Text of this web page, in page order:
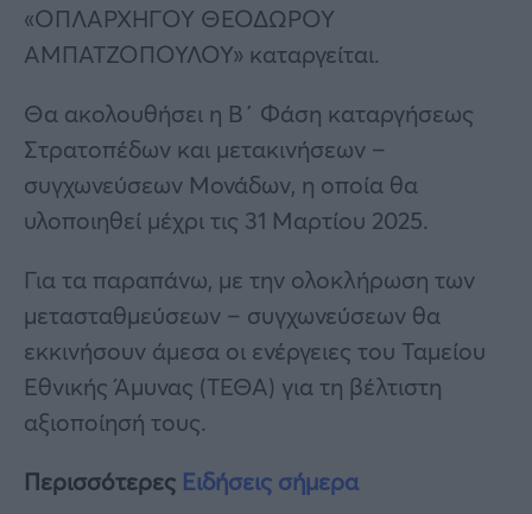
«ΟΠΛΑΡΧΗΓΟΥ ΘΕΟΔΩΡΟΥ
ΑΜΠΑΤΖΟΠΟΥΛΟΥ» καταργείται.
Θα ακολουθήσει η Β΄ Φάση καταργήσεως
Στρατοπέδων και μετακινήσεων –
συγχωνεύσεων Μονάδων, η οποία θα
υλοποιηθεί μέχρι τις 31 Μαρτίου 2025.
Για τα παραπάνω, με την ολοκλήρωση των
μετασταθμεύσεων – συγχωνεύσεων θα
εκκινήσουν άμεσα οι ενέργειες του Ταμείου
Εθνικής Άμυνας (ΤΕΘΑ) για τη βέλτιστη
αξιοποίησή τους.
Περισσότερες Ειδήσεις σήμερα